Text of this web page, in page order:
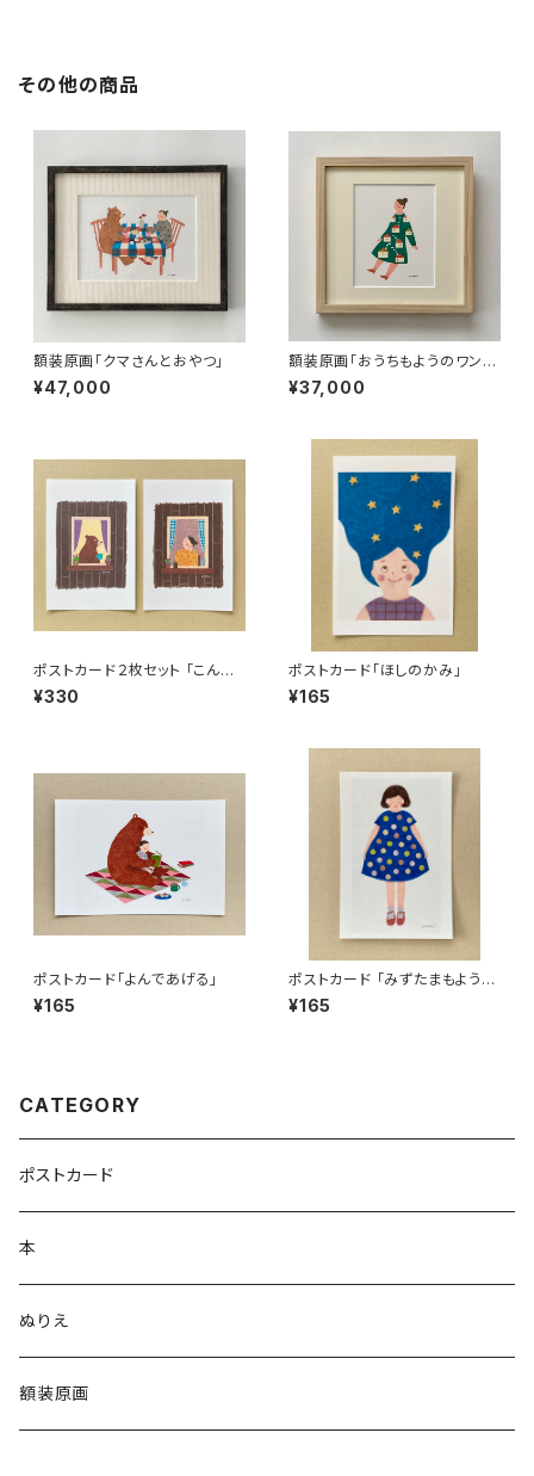
その他の商品
額装原画「クマさんとおやつ」
¥47,000
額装原画「おうちもようのワンピ
ース」
¥37,000
ポストカード２枚セット 「こんに
ちはおじょうさん こんにちはク
マさん」
¥330
ポストカード「ほしのかみ」
¥165
ポストカード「よんであげる」
¥165
ポストカード 「みずたまもようの
ワンピース」
¥165
CATEGORY
ポストカード
本
ぬりえ
額装原画